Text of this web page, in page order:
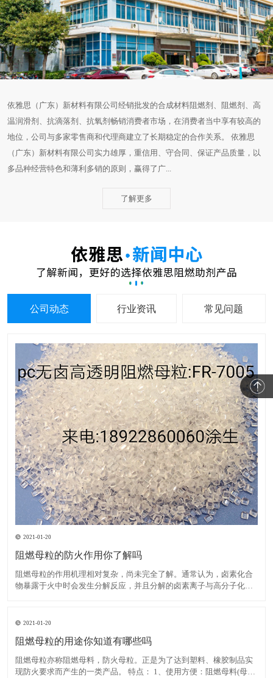
依雅思（广东）新材料有限公司经销批发的合成材料阻燃剂、阻燃剂、高
温润滑剂、抗滴落剂、抗氧剂畅销消费者市场，在消费者当中享有较高的
地位，公司与多家零售商和代理商建立了长期稳定的合作关系。 依雅思
（广东）新材料有限公司实力雄厚，重信用、守合同、保证产品质量，以
多品种经营特色和薄利多销的原则，赢得了广...
了解更多
公司动态 行业资讯 常见问题
2021-01-20
阻燃母粒的防火作用你了解吗
阻燃母粒的作用机理相对复杂，尚未完全了解。通常认为，卤素化合
物暴露于火中时会发生分解反应，并且分解的卤素离子与高分子化合
了燃烧速度，直到火焰熄灭为止。在卤素中，溴比氯具有更高的阻
2021-01-20
阻燃母粒的用途你知道有哪些吗
阻燃母粒亦称阻燃母料，防火母粒。正是为了达到塑料、橡胶制品实
现防火要求而产生的一类产品。 特点： 1、使用方便：阻燃母料(母粒)